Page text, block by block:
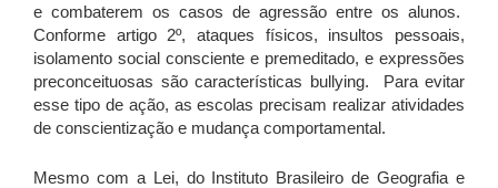
e combaterem os casos de agressão entre os alunos.
Conforme artigo 2º, ataques físicos, insultos pessoais,
isolamento social consciente e premeditado, e expressões
preconceituosas são características bullying. Para evitar
esse tipo de ação, as escolas precisam realizar atividades
de conscientização e mudança comportamental.
Mesmo com a Lei, do Instituto Brasileiro de Geografia e